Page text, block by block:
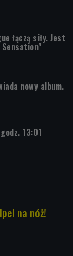
łączą siły. Jest
nowy album.
13:01
na nóż!